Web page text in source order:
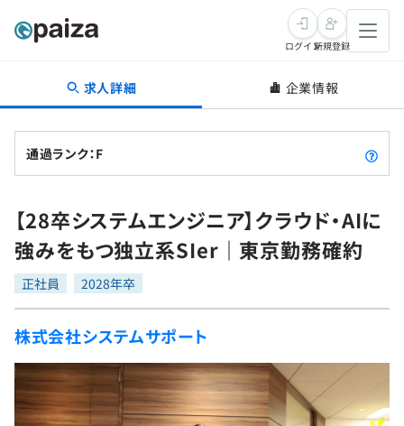
転職・キャリア
転職成功ガイド
転職エージェント
インタビュー
転職成功ガイド
新卒就活
求人検索
本選考
インターン
新卒エージェント
イベント・セミナー
学習
問題集
ナレッジ
プログラミング言語
評価結果一覧
ゲーム・マンガ
Tech Team Journal
paizaとは？
ログイン新規登録
求人詳細 企業情報
通過ランク：F
【28卒システムエンジニア】クラウド・AIに
強みをもつ独立系SIer｜東京勤務確約
正社員 2028年卒
株式会社システムサポート